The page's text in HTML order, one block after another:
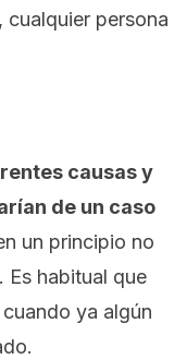
cualquier persona
causas y
de un caso
un principio no
Es habitual que
ya algún